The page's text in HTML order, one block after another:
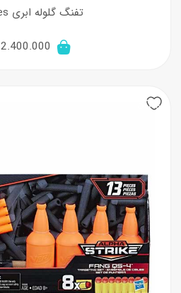
تفنگ گلوله ابری little tikes
2.400.000
30%